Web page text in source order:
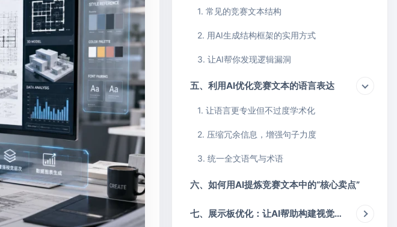
1. 常见的竞赛文本结构
2. 用AI生成结构框架的实用方式
3. 让AI帮你发现逻辑漏洞
五、利用AI优化竞赛文本的语言表达
1. 让语言更专业但不过度学术化
2. 压缩冗余信息，增强句子力度
3. 统一全文语气与术语
六、如何用AI提炼竞赛文本中的“核心卖点”
七、展示板优化：让AI帮助构建视觉叙事